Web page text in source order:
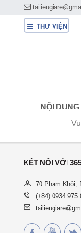
THƯ VIỆN
NỘI
KẾT NỐI VỚI
70 Phạm Khôi,
(+84) 0934 975